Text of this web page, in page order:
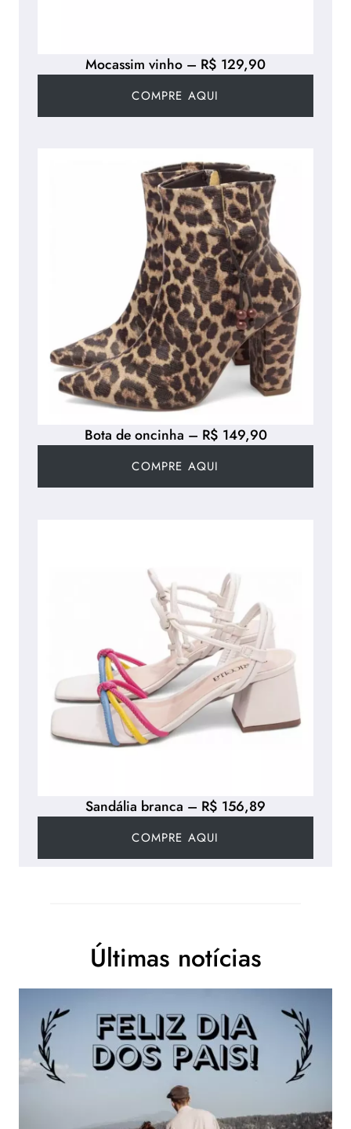
Sandália branca – R$ 156,89
COMPRE AQUI
Mocassim vinho – R$ 129,90
COMPRE AQUI
Bota de oncinha – R$ 149,90
COMPRE AQUI
Últimas notícias